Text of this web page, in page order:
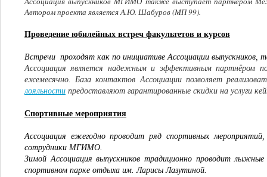
Автором проекта является А.Ю. Шабуров (МП 99).
Проведение юбилейных встреч факультетов и курсов
Встречи проходят как по инициативе Ассоциации выпускников,
Ассоциация является надежным и эффективным партнёром по
ежемесячно. База контактов Ассоциации позволяет
лояльности предоставляют гарантированные скидки на услуги
Спортивные мероприятия
Ассоциация ежегодно проводит ряд спортивных
сотрудники МГИМО.
Зимой Ассоциация выпускников традиционно проводит
спортивном парке отдыха им. Ларисы Лазутиной.